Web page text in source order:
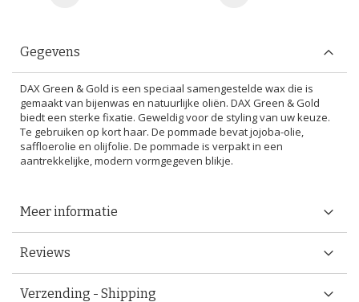
Gegevens
DAX Green & Gold is een speciaal samengestelde wax die is
gemaakt van bijenwas en natuurlijke oliën. DAX Green & Gold
biedt een sterke fixatie. Geweldig voor de styling van uw keuze.
Te gebruiken op kort haar. De pommade bevat jojoba-olie,
saffloerolie en olijfolie. De pommade is verpakt in een
aantrekkelijke, modern vormgegeven blikje.
Meer informatie
Reviews
Verzending - Shipping